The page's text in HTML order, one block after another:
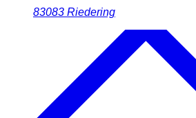
83083 Riedering